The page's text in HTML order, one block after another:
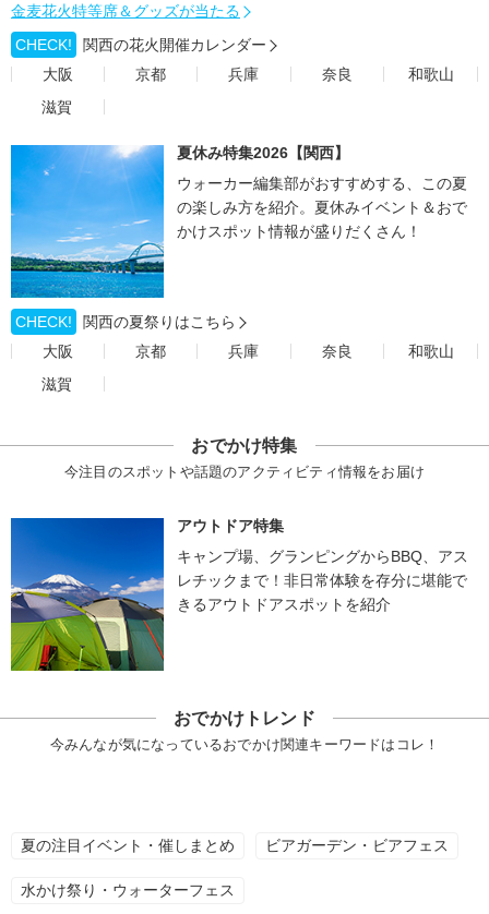
金麦花火特等席＆グッズが当たる
CHECK!
関西の花火開催カレンダー
大阪
京都 兵庫 奈良
和歌山
滋賀
夏休み特集2026【関西】
ウォーカー編集部がおすすめする、この夏
の楽しみ方を紹介。夏休みイベント＆おで
かけスポット情報が盛りだくさん！
CHECK!
関西の夏祭りはこちら
大阪
京都 兵庫 奈良
和歌山
滋賀
おでかけ特集
今注目のスポットや話題のアクティビティ情報をお届け
アウトドア特集
キャンプ場、グランピングからBBQ、アス
レチックまで！非日常体験を存分に堪能で
きるアウトドアスポットを紹介
おでかけトレンド
今みんなが気になっているおでかけ関連キーワードはコレ！
夏の注目イベント・催しまとめ ビアガーデン・ビアフェス
水かけ祭り・ウォーターフェス